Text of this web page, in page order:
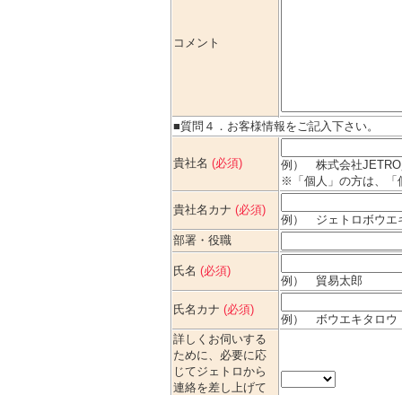
コメント
■質問４．お客様情報をご記入下さい。
貴社名 (必須)
例） 株式会社
※「個人」の方は、「
貴社名カナ (必須)
例） ジェトロボウエ
部署・役職
氏名 (必須)
例） 貿易太郎
氏名カナ (必須)
例） ボウエキタロウ
詳しくお伺いする
ために、必要に応
じてジェトロから
連絡を差し上げて